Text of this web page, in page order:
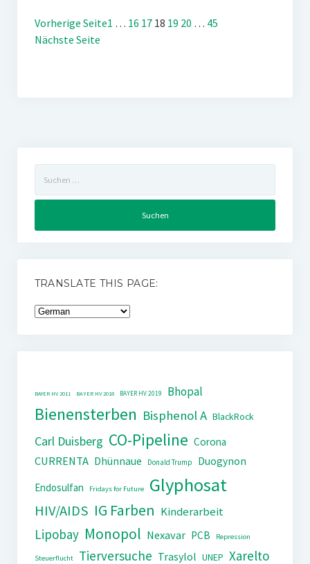
Vorherige Seite1 … 16 17 18 19 20 … 45
Nächste Seite
nach:
TRANSLATE THIS PAGE:
BAYER HV 2011 BAYER HV 2018 BAYER HV 2019 Bhopal
Bienensterben Bisphenol A BlackRock
Carl Duisberg CO-Pipeline Corona
CURRENTA Dhünnaue Donald Trump
Duogynon
Endosulfan
Fridays for Future Glyphosat
HIV/AIDS IG Farben Kinderarbeit
Lipobay Monopol Nexavar PCB Repression
Steuerflucht Tierversuche Trasylol UNEP Xarelto